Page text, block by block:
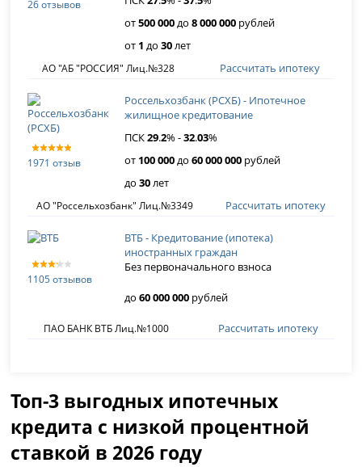
26 отзывов
от500 000до8 000 000 рублей
от 1 до30лет
АО "АБ "РОССИЯ" Лиц.№328 Рассчитать ипотеку
1971 отзыв
Россельхозбанк (РСХБ) - Ипотечное
жилищное кредитование
ПСК29.2% -32.03%
от 100 000до60 000 000 рублей
до30лет
АО "Россельхозбанк" Лиц.№3349 Рассчитать ипотеку
1105 отзывов
ВТБ - Кредитование (ипотека)
иностранных граждан
Без первоначального взноса
до60 000 000 рублей
ПАО БАНК ВТБ Лиц.№1000 Рассчитать ипотеку
Топ-3 выгодных ипотечных
кредита с низкой процентной
ставкой в 2026 году